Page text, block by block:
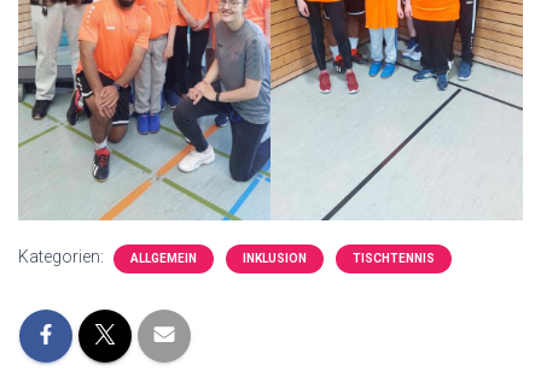
Kategorien: ALLGEMEIN INKLUSION TISCHTENNIS